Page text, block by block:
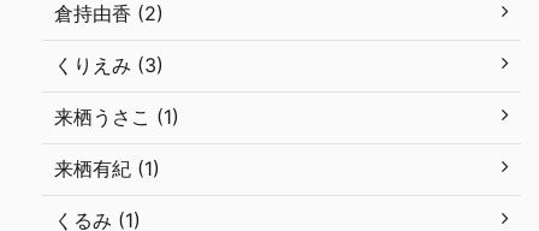
倉持由香 (2)
くりえみ (3)
来栖うさこ (1)
来栖有紀 (1)
くるみ (1)